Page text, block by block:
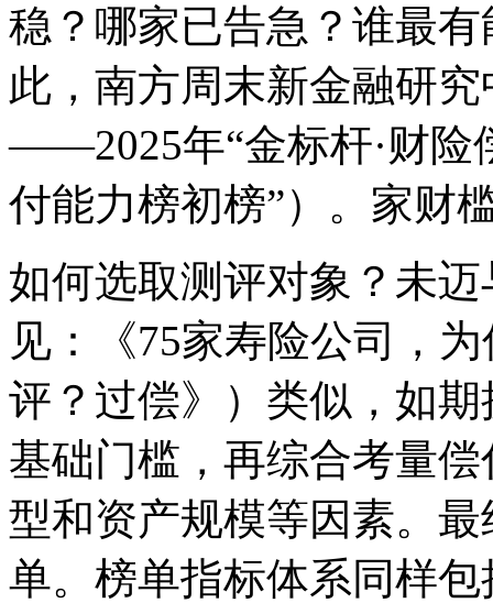
稳？哪家已告急？谁最
此，南方周末新金融研
——2025年“金标杆·财险
付能力榜初榜”）。家财
如何选取测评对象？未
见：《75家寿险公司，
评？过偿》）类似，如
基础门槛，再综合考量
型和资产规模等因素。
单。榜单指标体系同样